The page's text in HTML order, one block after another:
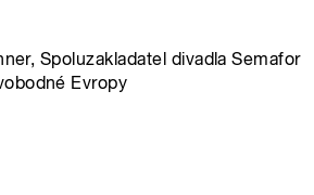
Spoluzakladatel divadla Semafor
Evropy